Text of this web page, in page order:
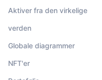
Aktiver fra den virkelige
verden
Globale diagrammer
NFT'er